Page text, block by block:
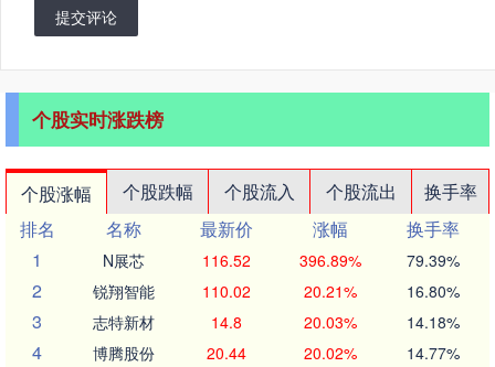
提交评论
个股实时涨跌榜
个股涨幅 个股跌幅 个股流入 个股流出
换手率
排名
名称 最新价 涨幅
换手率
1
N展芯 116.52 396.89% 79.39%
2 锐翔智能 110.02 20.21% 16.80%
3 志特新材 14.8 20.03% 14.18%
4 博腾股份 20.44 20.02% 14.77%